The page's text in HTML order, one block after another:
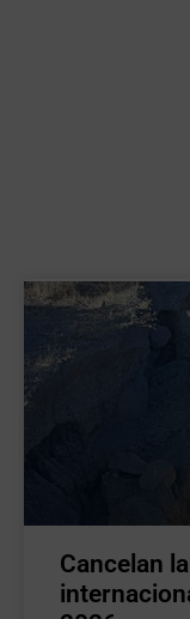
Cancelan